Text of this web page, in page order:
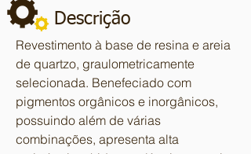
Descrição
Revestimento à base de resina e areia
de quartzo, graulometricamente
selecionada. Benefeciado com
pigmentos orgânicos e inorgânicos,
possuindo além de várias
combinações, apresenta alta